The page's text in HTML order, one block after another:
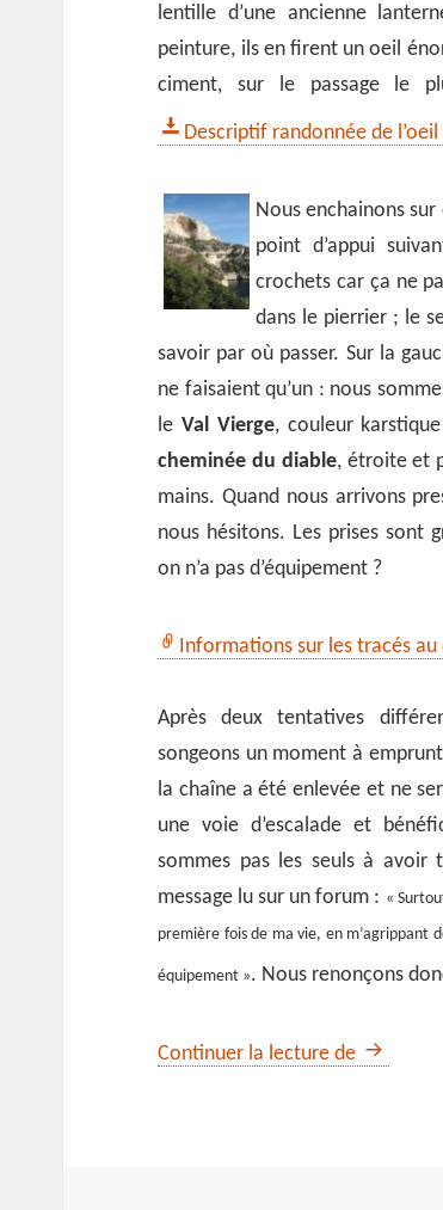
lentille d’une ancienne
peinture, ils en firent un oeil
ciment, sur le passage le
Descriptif randonnée de
Nous enchainons
point d’appui
crochets car ça ne
dans le pierrier ; le
savoir par où passer. Sur la
ne faisaient qu’un : nous
leVal Vierge, couleur
cheminée du diable, étroite et
mains. Quand nous arrivons
nous hésitons. Les prises sont
on n’a pas d’équipement ?
Informations sur les tracés au
Après deux tentatives
songeons un moment à
la chaîne a été enlevée et ne
une voie d’escalade et
sommes pas les seuls à
message lu sur un forum : «
première fois de ma vie, en m’agrippant
équipement ». Nous renonçons
Continuer la lecture de La